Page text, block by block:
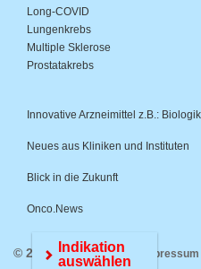
Long-COVID
Lungenkrebs
Multiple Sklerose
Prostatakrebs
Innovative Arzneimittel z.B.:
Neues aus Kliniken und Instituten
Blick in die Zukunft
Onco.News
© 2026 Medwiss.de | Impressum
Indikation
auswählen